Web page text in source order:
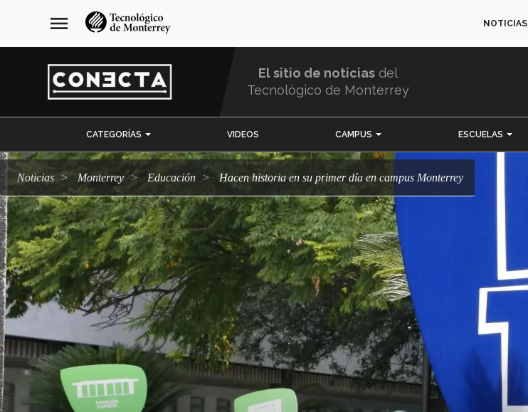
navegación
principal
menu NOTICIAS
El sitio de noticias del
Tecnológico de Monterrey
CATEGORÍAS VIDEOS CAMPUS ESCUELAS
Noticias Monterrey Educación Hacen historia en su primer día en campus Monterrey